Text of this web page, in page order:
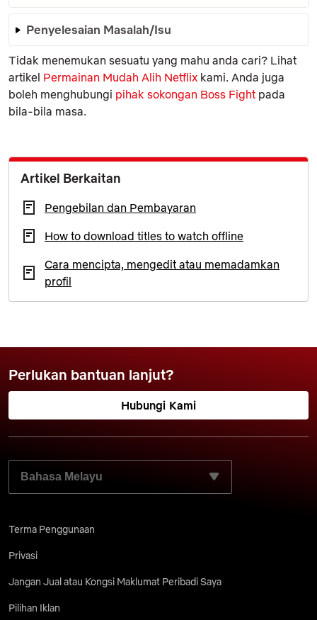
Penyelesaian Masalah/Isu
Tidak menemukan sesuatu yang mahu anda cari? Lihat
artikel Permainan Mudah Alih Netflix kami. Anda juga
boleh menghubungi pihak sokongan Boss Fight pada
bila-bila masa.
Artikel Berkaitan
Pengebilan dan Pembayaran
How to download titles to watch offline
Cara mencipta, mengedit atau memadamkan
profil
Perlukan bantuan lanjut?
Hubungi Kami
PILIH BAHASA PILIHAN ANDA:
Terma Penggunaan
Privasi
Jangan Jual atau Kongsi Maklumat Peribadi Saya
Pilihan Iklan